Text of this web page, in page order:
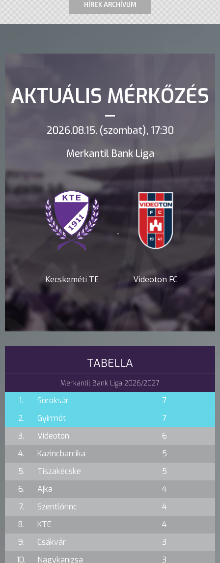
HÍREK ARCHÍVUM
AKTUÁLIS MÉRKŐZÉS
2026.08.15. (szombat), 17:30
Merkantil Bank Liga
Kecskeméti TE
-
Videoton FC
TABELLA
Merkantil Bank Liga 2026/2027
1. Soroksár
7
2.
Gyirmót
7
3.
Videoton
6
4.
Kazincbarcika
5
5.
Tiszakécske
5
6.
Ajka
4
7.
Szentlőrinc
4
8.
KTE
4
9.
Csákvár
3
10.
Nagykanizsa 3